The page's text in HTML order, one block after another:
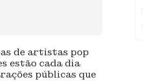
de artistas pop
estão cada dia
públicas que